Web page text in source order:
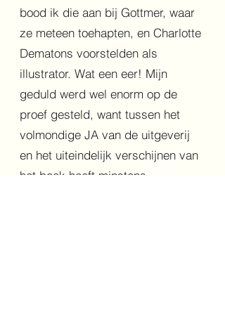
bood ik die aan bij Gottmer, waar
ze meteen toehapten, en Charlotte
Dematons voorstelden als
illustrator. Wat een eer! Mijn
geduld werd wel enorm op de
proef gesteld, want tussen het
volmondige JA van de uitgeverij
en het uiteindelijk verschijnen van
het boek heeft minstens